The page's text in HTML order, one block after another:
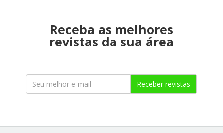
Receba as melhores
revistas da sua área
Receber revistas